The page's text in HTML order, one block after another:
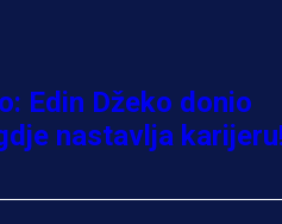
Edin Džeko donio
nastavlja